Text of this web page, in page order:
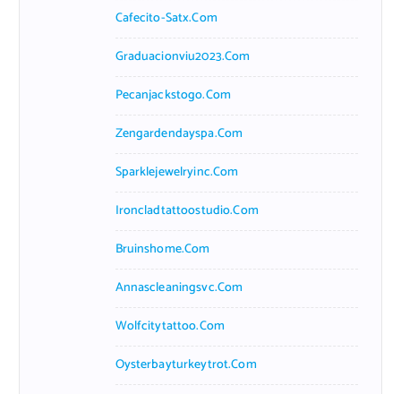
Cafecito-Satx.com
Graduacionviu2023.com
Pecanjackstogo.com
Zengardendayspa.com
Sparklejewelryinc.com
Ironcladtattoostudio.com
Bruinshome.com
Annascleaningsvc.com
Wolfcitytattoo.com
Oysterbayturkeytrot.com